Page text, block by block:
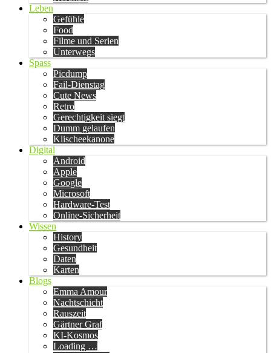
Leben
Gefühle
Food
Filme und Serien
Unterwegs
Spass
Picdump
Fail-Dienstag
Cute News
Retro
Gerechtigkeit siegt
Dumm gelaufen
Klischeekanone
Digital
Android
Apple
Google
Microsoft
Hardware-Test
Online-Sicherheit
Wissen
History
Gesundheit
Daten
Karten
Blogs
Emma Amour
Nachtschicht
Rauszeit
Gärtner Graf
KI-Kosmos
Loading …